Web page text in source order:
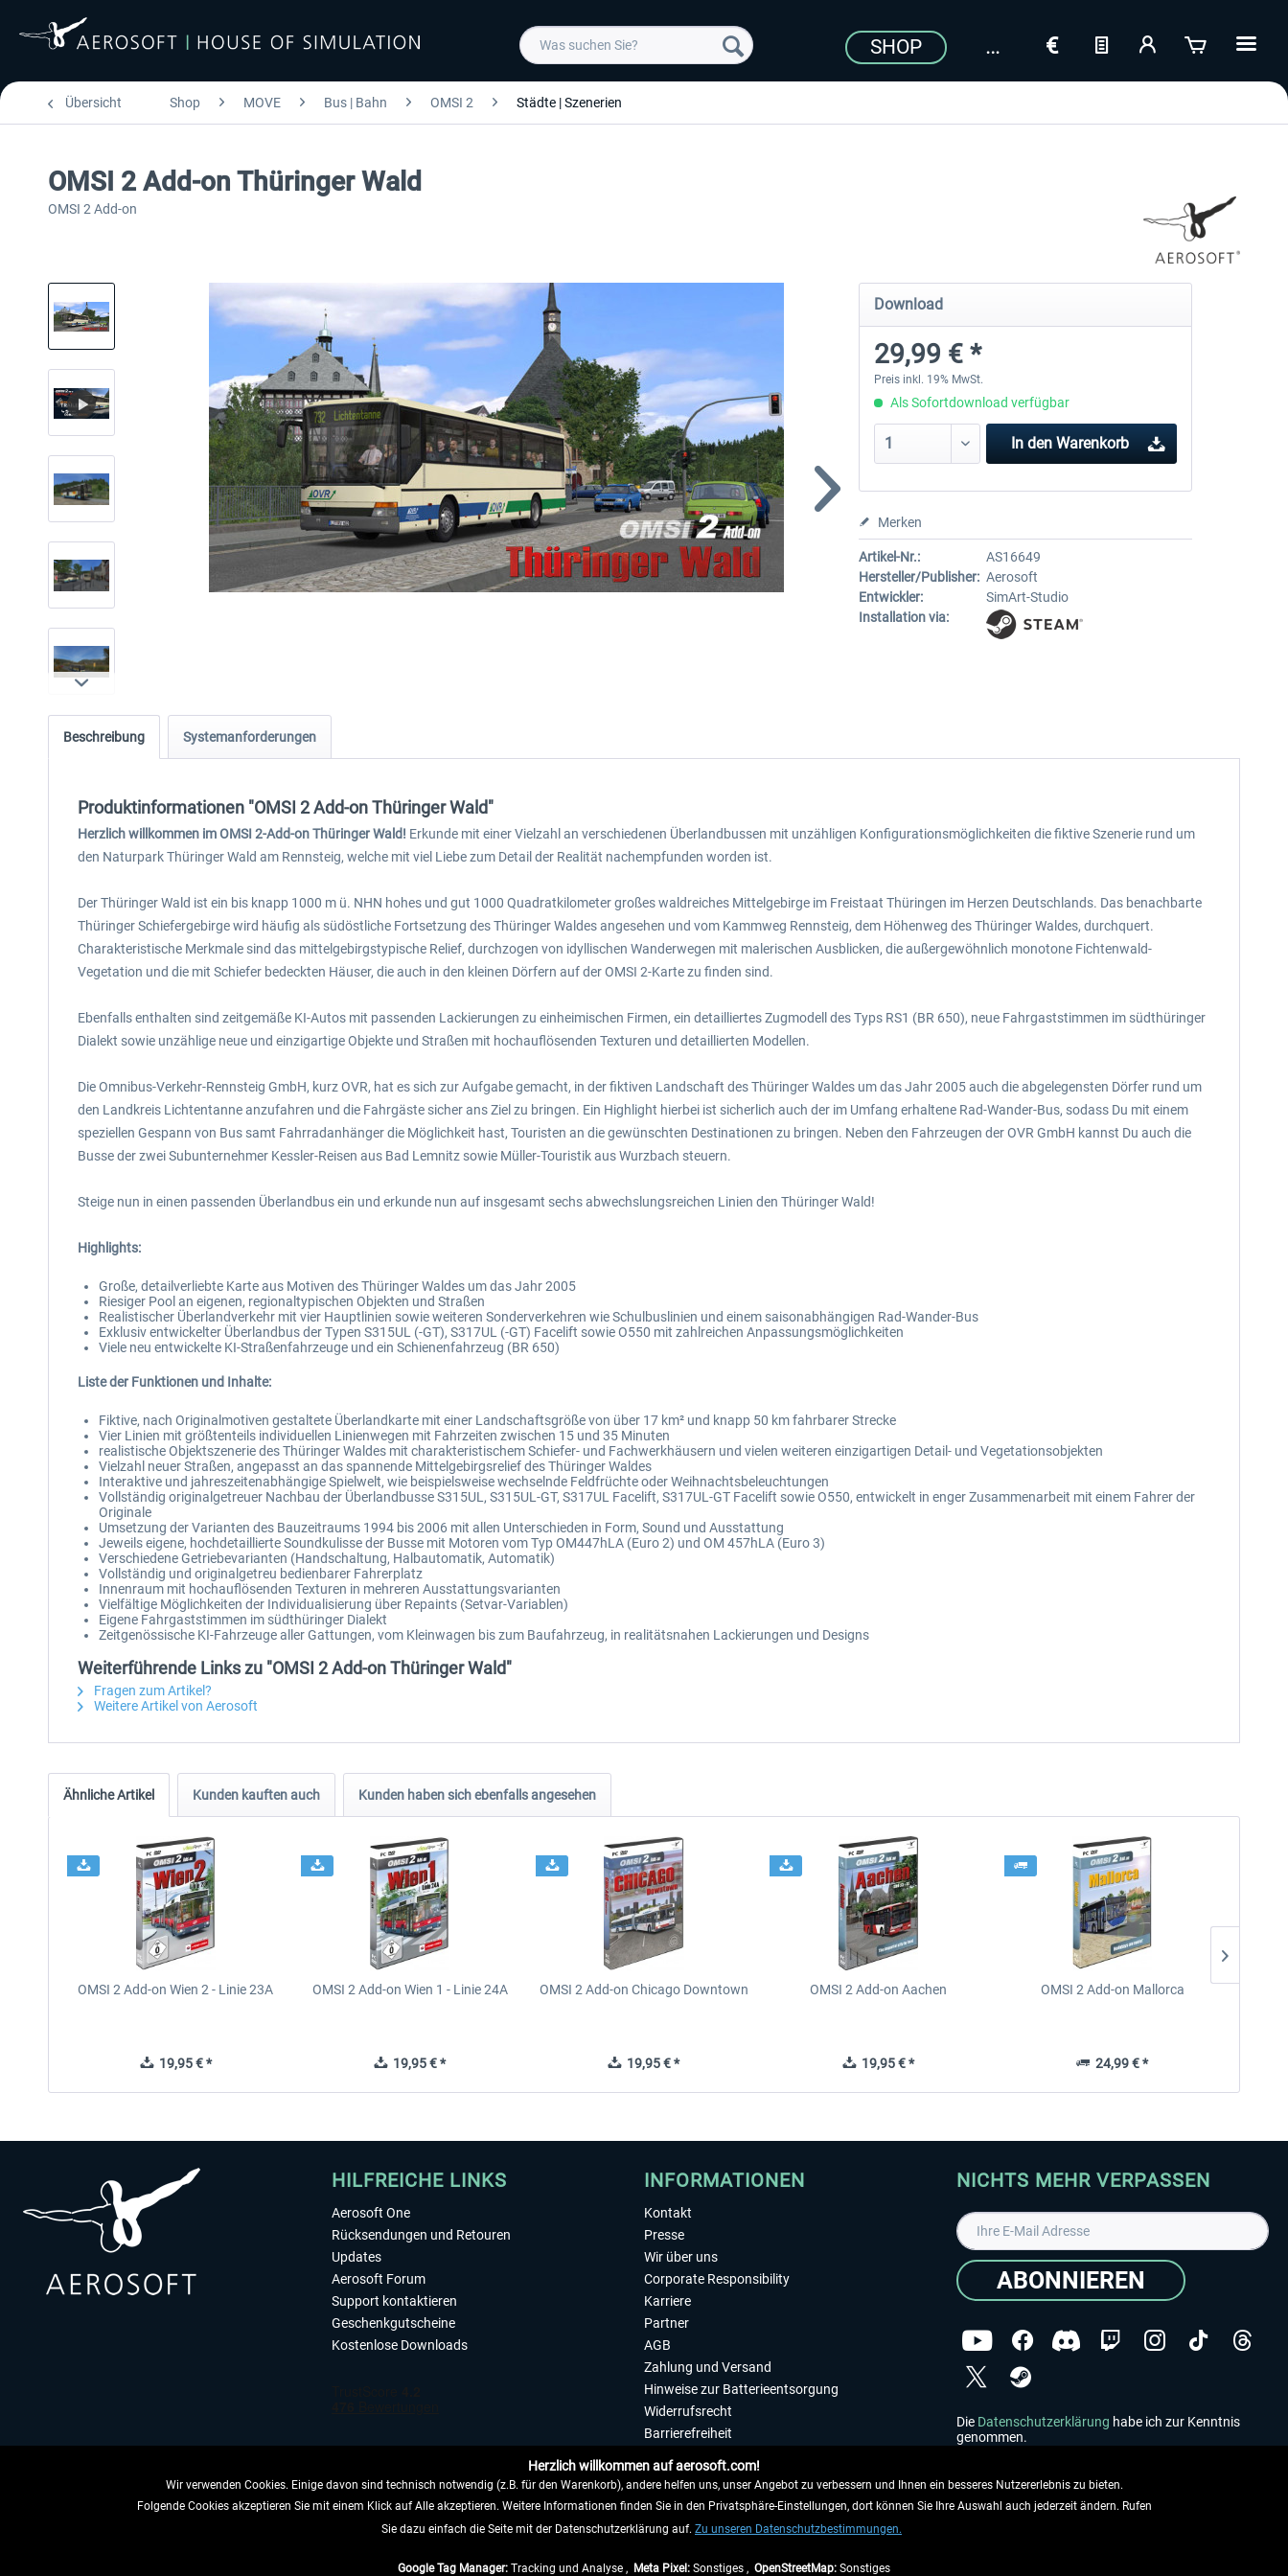
SHOP
Übersicht Shop MOVE Bus | Bahn OMSI 2 Städte | Szenerien
OMSI 2 Add-on Thüringer Wald
OMSI 2 Add-on
Download
29,99 € *
Preis inkl. 19% MwSt.
Als Sofortdownload verfügbar
In den Warenkorb
Merken
Artikel-Nr.:
AS16649
Hersteller/Publisher: Aerosoft
Entwickler:
SimArt-Studio
Installation via:
Beschreibung Systemanforderungen
Produktinformationen "OMSI 2 Add-on Thüringer Wald"
Herzlich willkommen im OMSI 2-Add-on Thüringer Wald! Erkunde mit einer Vielzahl an verschiedenen Überlandbussen mit unzähligen Konfigurationsmöglichkeiten die fiktive Szenerie rund um
den Naturpark Thüringer Wald am Rennsteig, welche mit viel Liebe zum Detail der Realität nachempfunden worden ist.
Der Thüringer Wald ist ein bis knapp 1000 m ü. NHN hohes und gut 1000 Quadratkilometer großes waldreiches Mittelgebirge im Freistaat Thüringen im Herzen Deutschlands. Das benachbarte
Thüringer Schiefergebirge wird häufig als südöstliche Fortsetzung des Thüringer Waldes angesehen und vom Kammweg Rennsteig, dem Höhenweg des Thüringer Waldes, durchquert.
Charakteristische Merkmale sind das mittelgebirgstypische Relief, durchzogen von idyllischen Wanderwegen mit malerischen Ausblicken, die außergewöhnlich monotone Fichtenwald-
Vegetation und die mit Schiefer bedeckten Häuser, die auch in den kleinen Dörfern auf der OMSI 2-Karte zu finden sind.
Ebenfalls enthalten sind zeitgemäße KI-Autos mit passenden Lackierungen zu einheimischen Firmen, ein detailliertes Zugmodell des Typs RS1 (BR 650), neue Fahrgaststimmen im südthüringer
Dialekt sowie unzählige neue und einzigartige Objekte und Straßen mit hochauflösenden Texturen und detaillierten Modellen.
Die Omnibus-Verkehr-Rennsteig GmbH, kurz OVR, hat es sich zur Aufgabe gemacht, in der fiktiven Landschaft des Thüringer Waldes um das Jahr 2005 auch die abgelegensten Dörfer rund um
den Landkreis Lichtentanne anzufahren und die Fahrgäste sicher ans Ziel zu bringen. Ein Highlight hierbei ist sicherlich auch der im Umfang erhaltene Rad-Wander-Bus, sodass Du mit einem
speziellen Gespann von Bus samt Fahrradanhänger die Möglichkeit hast, Touristen an die gewünschten Destinationen zu bringen. Neben den Fahrzeugen der OVR GmbH kannst Du auch die
Busse der zwei Subunternehmer Kessler-Reisen aus Bad Lemnitz sowie Müller-Touristik aus Wurzbach steuern.
Steige nun in einen passenden Überlandbus ein und erkunde nun auf insgesamt sechs abwechslungsreichen Linien den Thüringer Wald!
Highlights:
Große, detailverliebte Karte aus Motiven des Thüringer Waldes um das Jahr 2005
Riesiger Pool an eigenen, regionaltypischen Objekten und Straßen
Realistischer Überlandverkehr mit vier Hauptlinien sowie weiteren Sonderverkehren wie Schulbuslinien und einem saisonabhängigen Rad-Wander-Bus
Exklusiv entwickelter Überlandbus der Typen S315UL (-GT), S317UL (-GT) Facelift sowie O550 mit zahlreichen Anpassungsmöglichkeiten
Viele neu entwickelte KI-Straßenfahrzeuge und ein Schienenfahrzeug (BR 650)
Liste der Funktionen und Inhalte:
Fiktive, nach Originalmotiven gestaltete Überlandkarte mit einer Landschaftsgröße von über 17 km² und knapp 50 km fahrbarer Strecke
Vier Linien mit größtenteils individuellen Linienwegen mit Fahrzeiten zwischen 15 und 35 Minuten
realistische Objektszenerie des Thüringer Waldes mit charakteristischem Schiefer- und Fachwerkhäusern und vielen weiteren einzigartigen Detail- und Vegetationsobjekten
Vielzahl neuer Straßen, angepasst an das spannende Mittelgebirgsrelief des Thüringer Waldes
Interaktive und jahreszeitenabhängige Spielwelt, wie beispielsweise wechselnde Feldfrüchte oder Weihnachtsbeleuchtungen
Vollständig originalgetreuer Nachbau der Überlandbusse S315UL, S315UL-GT, S317UL Facelift, S317UL-GT Facelift sowie O550, entwickelt in enger Zusammenarbeit mit einem Fahrer der
Originale
Umsetzung der Varianten des Bauzeitraums 1994 bis 2006 mit allen Unterschieden in Form, Sound und Ausstattung
Jeweils eigene, hochdetaillierte Soundkulisse der Busse mit Motoren vom Typ OM447hLA (Euro 2) und OM 457hLA (Euro 3)
Verschiedene Getriebevarianten (Handschaltung, Halbautomatik, Automatik)
Vollständig und originalgetreu bedienbarer Fahrerplatz
Innenraum mit hochauflösenden Texturen in mehreren Ausstattungsvarianten
Vielfältige Möglichkeiten der Individualisierung über Repaints (Setvar-Variablen)
Eigene Fahrgaststimmen im südthüringer Dialekt
Zeitgenössische KI-Fahrzeuge aller Gattungen, vom Kleinwagen bis zum Baufahrzeug, in realitätsnahen Lackierungen und Designs
Weiterführende Links zu "OMSI 2 Add-on Thüringer Wald"
Fragen zum Artikel?
Weitere Artikel von Aerosoft
Ähnliche Artikel Kunden kauften auch Kunden haben sich ebenfalls angesehen
OMSI 2 Add-on Wien 2 - Linie 23A
19,95 € *
OMSI 2 Add-on Wien 1 - Linie 24A
19,95 € *
OMSI 2 Add-on Chicago Downtown
19,95 € *
OMSI 2 Add-on Aachen
19,95 € *
OMSI 2 Add-on Mallorca
24,99 € *
HILFREICHE LINKS
Aerosoft One
Rücksendungen und Retouren
Updates
Aerosoft Forum
Support kontaktieren
Geschenkgutscheine
Kostenlose Downloads
VERTRAG WIDERRUFEN
INFORMATIONEN
Kontakt
Presse
Wir über uns
Corporate Responsibility
Karriere
Partner
AGB
Zahlung und Versand
Hinweise zur Batterieentsorgung
Widerrufsrecht
Barrierefreiheit
Impressum
NICHTS MEHR VERPASSEN
ABONNIEREN
Die Datenschutzerklärung habe ich zur Kenntnis
genommen.
Herzlich willkommen auf aerosoft.com!
Wir verwenden Cookies. Einige davon sind technisch notwendig (z.B. für den Warenkorb), andere helfen uns, unser Angebot zu verbessern und Ihnen ein besseres Nutzererlebnis zu bieten.
Folgende Cookies akzeptieren Sie mit einem Klick auf Alle akzeptieren. Weitere Informationen finden Sie in den Privatsphäre-Einstellungen, dort können Sie Ihre Auswahl auch jederzeit ändern. Rufen
Sie dazu einfach die Seite mit der Datenschutzerklärung auf. Zu unseren Datenschutzbestimmungen.
Google Tag Manager: Tracking und Analyse , Meta Pixel: Sonstiges , OpenStreetMap: Sonstiges